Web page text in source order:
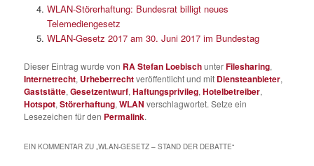
WLAN-Störerhaftung: Bundesrat billigt neues
Telemediengesetz
WLAN-Gesetz 2017 am 30. Juni 2017 im Bundestag
Dieser Eintrag wurde von RA Stefan LoebischunterFilesharing,
Internetrecht, Urheberrechtveröffentlicht und mit Diensteanbieter,
Gaststätte,Gesetzentwurf,Haftungsprivileg,Hotelbetreiber,
Hotspot,Störerhaftung,WLAN verschlagwortet. Setze ein
Lesezeichen für den Permalink.
EIN KOMMENTAR ZU „WLAN-GESETZ – STAND DER DEBATTE“